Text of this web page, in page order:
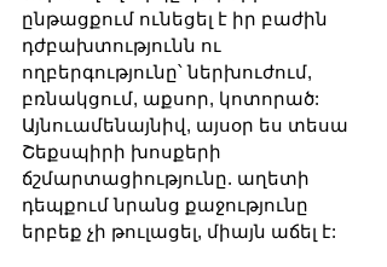
ընթացքում ունեցել է իր բաժին
դժբախտությունն ու
ողբերգությունը՝ ներխուժում,
բռնակցում, աքսոր, կոտորած:
Այնուամենայնիվ, այսօր ես տեսա
Շեքսպիրի խոսքերի
ճշմարտացիությունը. աղետի
դեպքում նրանց քաջությունը
երբեք չի թուլացել, միայն աճել է: